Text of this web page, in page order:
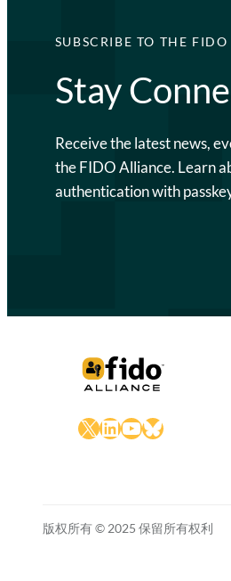
SUBSCRIBE TO THE FIDO
Stay
Receive the latest news,
the FIDO Alliance. Learn
authentication with
X LinkedIn
YouTube
Bluesky
版权所有 © 2025 保留所有权利